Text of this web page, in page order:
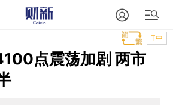
T中
点震荡加剧 两市